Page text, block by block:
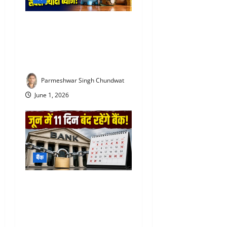
Parmeshwar Singh Chundwat
June 1, 2026
बैंक